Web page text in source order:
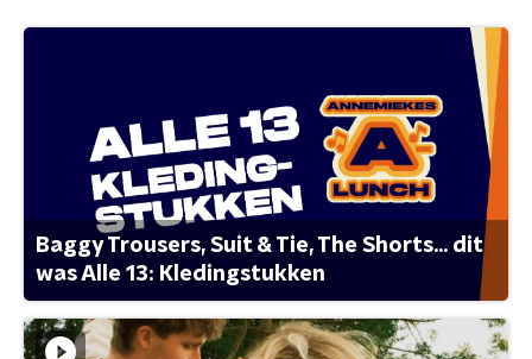
Baggy Trousers, Suit & Tie, The Shorts... dit
was Alle 13: Kledingstukken